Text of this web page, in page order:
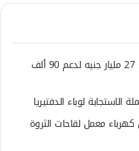
نفرة الإحسان الخامسة بالقضارف.. أكثر من 27 مليار جنيه لدعم 90 ألف
تأهيل كهرباء معمل لقاحات الثروة